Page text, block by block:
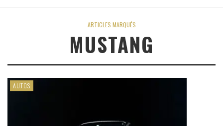
ARTICLES MARQUÉS
MUSTANG
AUTOS